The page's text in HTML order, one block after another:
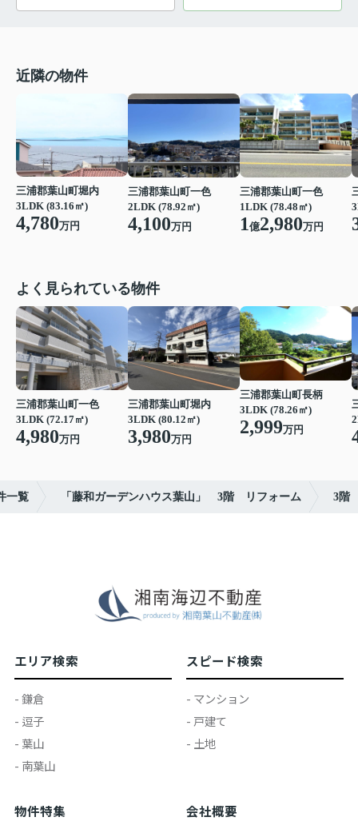
近隣の物件
三浦郡葉山町堀内
3LDK (83.16㎡)
4,780万円
三浦郡葉山町一色
2LDK (78.92㎡)
4,100万円
三浦郡葉山町一色
1LDK (78.48㎡)
1億2,980万円
よく見られている物件
三浦郡葉山町一色
3LDK (72.17㎡)
4,980万円
三浦郡葉山町堀内
3LDK (80.12㎡)
3,980万円
三浦郡葉山町長柄
3LDK (78.26㎡)
2,999万円
一覧 「藤和ガーデンハウス葉山」 3階 リフォーム 3階
エリア検索
- 鎌倉
- 逗子
- 葉山
- 南葉山
スピード検索
- マンション
- 戸建て
- 土地
物件特集 会社概要